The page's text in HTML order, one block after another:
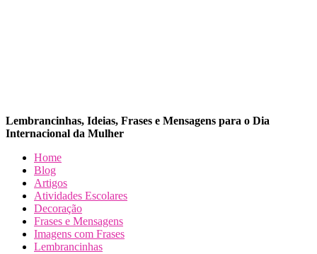
Dia da Mulher
Lembrancinhas, Ideias, Frases e Mensagens para o Dia
Internacional da Mulher
Dia da Mulher
Dia da Mulher
Home
Blog
Artigos
Atividades Escolares
Decoração
Frases e Mensagens
Imagens com Frases
Lembrancinhas